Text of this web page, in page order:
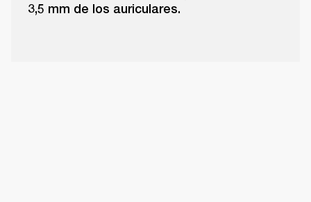
3,5 mm de los auriculares.